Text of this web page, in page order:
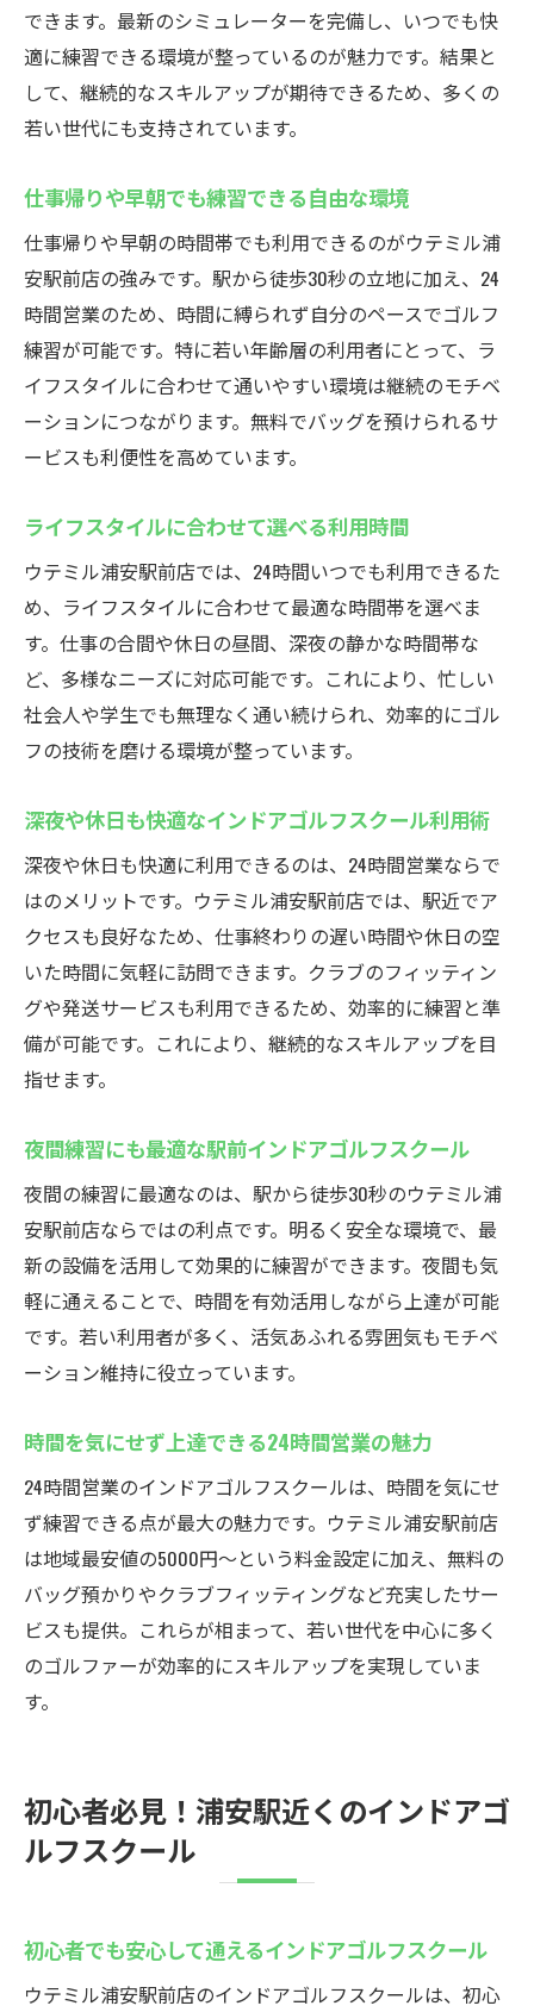
できます。最新のシミュレーターを完備し、いつでも快
適に練習できる環境が整っているのが魅力です。結果と
して、継続的なスキルアップが期待できるため、多くの
若い世代にも支持されています。
仕事帰りや早朝でも練習できる自由な環境
仕事帰りや早朝の時間帯でも利用できるのがウテミル浦
安駅前店の強みです。駅から徒歩30秒の立地に加え、24
時間営業のため、時間に縛られず自分のペースでゴルフ
練習が可能です。特に若い年齢層の利用者にとって、ラ
イフスタイルに合わせて通いやすい環境は継続のモチベ
ーションにつながります。無料でバッグを預けられるサ
ービスも利便性を高めています。
ライフスタイルに合わせて選べる利用時間
ウテミル浦安駅前店では、24時間いつでも利用できるた
め、ライフスタイルに合わせて最適な時間帯を選べま
す。仕事の合間や休日の昼間、深夜の静かな時間帯な
ど、多様なニーズに対応可能です。これにより、忙しい
社会人や学生でも無理なく通い続けられ、効率的にゴル
フの技術を磨ける環境が整っています。
深夜や休日も快適なインドアゴルフスクール利用術
深夜や休日も快適に利用できるのは、24時間営業ならで
はのメリットです。ウテミル浦安駅前店では、駅近でア
クセスも良好なため、仕事終わりの遅い時間や休日の空
いた時間に気軽に訪問できます。クラブのフィッティン
グや発送サービスも利用できるため、効率的に練習と準
備が可能です。これにより、継続的なスキルアップを目
指せます。
夜間練習にも最適な駅前インドアゴルフスクール
夜間の練習に最適なのは、駅から徒歩30秒のウテミル浦
安駅前店ならではの利点です。明るく安全な環境で、最
新の設備を活用して効果的に練習ができます。夜間も気
軽に通えることで、時間を有効活用しながら上達が可能
です。若い利用者が多く、活気あふれる雰囲気もモチベ
ーション維持に役立っています。
時間を気にせず上達できる24時間営業の魅力
24時間営業のインドアゴルフスクールは、時間を気にせ
ず練習できる点が最大の魅力です。ウテミル浦安駅前店
は地域最安値の5000円～という料金設定に加え、無料の
バッグ預かりやクラブフィッティングなど充実したサー
ビスも提供。これらが相まって、若い世代を中心に多く
のゴルファーが効率的にスキルアップを実現していま
す。
初心者必見！浦安駅近くのインドアゴ
ルフスクール
初心者でも安心して通えるインドアゴルフスクール
ウテミル浦安駅前店のインドアゴルフスクールは、初心